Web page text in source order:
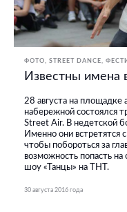
ФОТО STREET DANCE
Известны имена
28 августа на площадке
набережной состоялся
Street Air. В недетской
Именно они встретятся
чтобы побороться за
возможность попасть
шоу «Танцы» на ТНТ.
30 августа 2016 года